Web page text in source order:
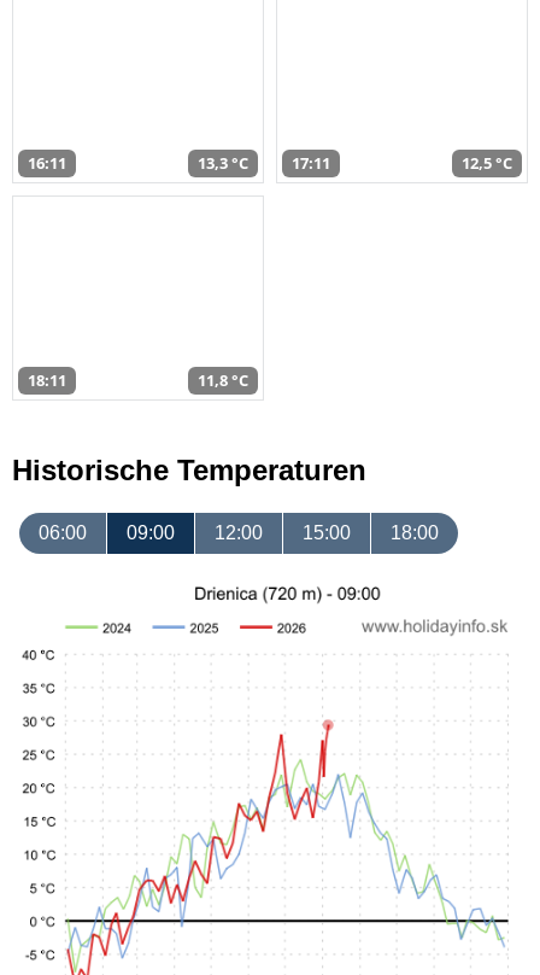
16:11 13,3 °C 17:11 12,5 °C
18:11 11,8 °C
Historische Temperaturen
06:00 09:00 12:00 15:00 18:00